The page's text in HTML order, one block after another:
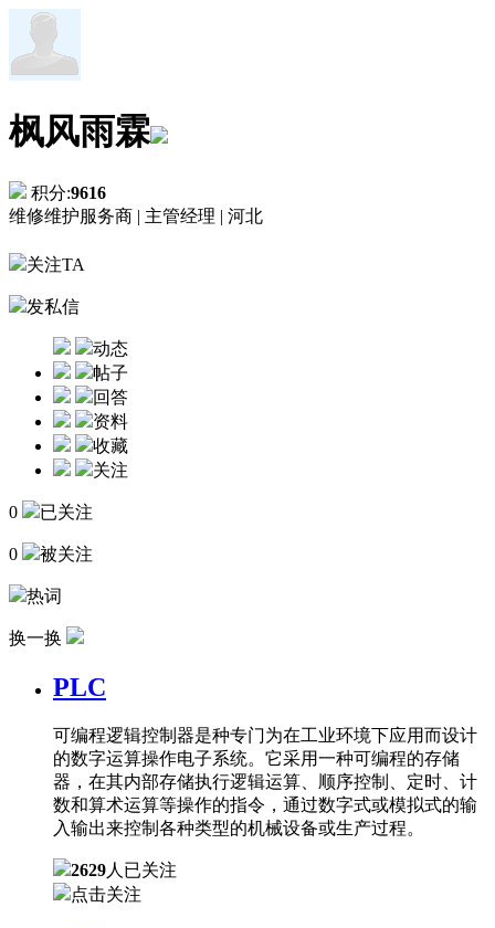
枫风雨霖
积分:9616
维修维护服务商 | 主管经理 | 河北
关注TA
发私信
动态
帖子
回答
资料
收藏
关注
0 已关注
0 被关注
热词
换一换
PLC
可编程逻辑控制器是种专门为在工业环境下应用而设计
的数字运算操作电子系统。它采用一种可编程的存储
器，在其内部存储执行逻辑运算、顺序控制、定时、计
数和算术运算等操作的指令，通过数字式或模拟式的输
入输出来控制各种类型的机械设备或生产过程。
2629人已关注
点击关注